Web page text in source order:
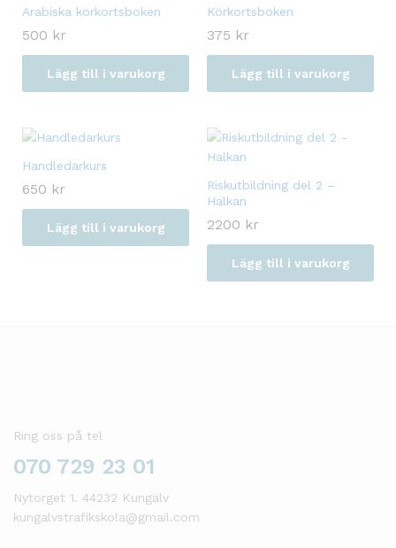
Arabiska körkortsboken
500 kr
Lägg till i varukorg
Körkortsboken
375 kr
Lägg till i varukorg
Handledarkurs
650 kr
Lägg till i varukorg
Riskutbildning del 2 –
Halkan
2200 kr
Lägg till i varukorg
Ring oss på tel
070 729 23 01
Nytorget 1. 44232 Kungälv
kungalvstrafikskola@gmail.com